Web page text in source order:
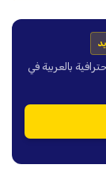
بالعربية في